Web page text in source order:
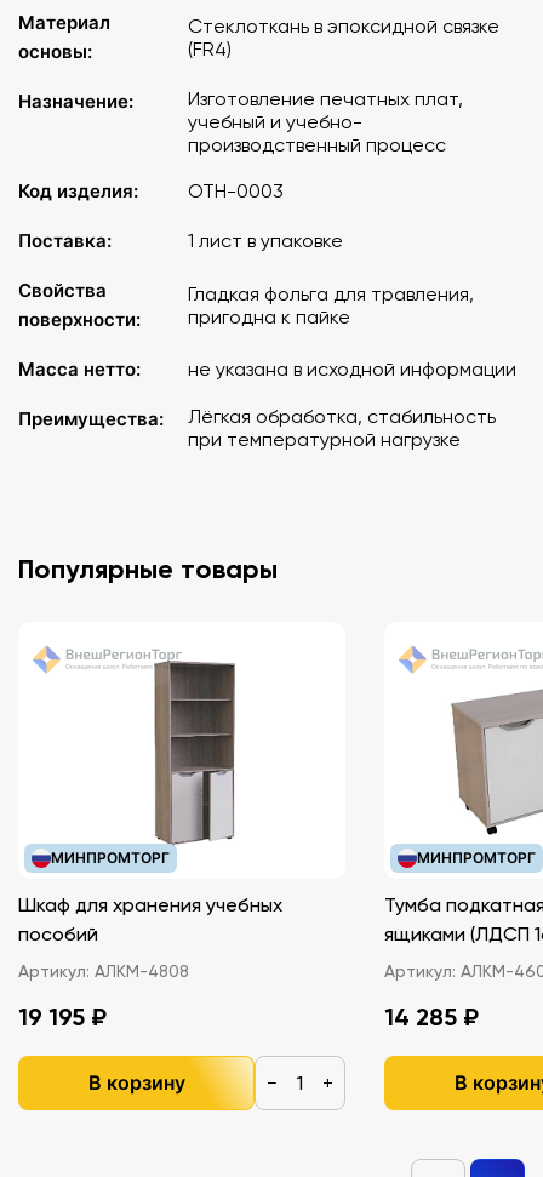
Материал
основы:
Стеклоткань в эпоксидной связке
(FR4)
Назначение:
Изготовление печатных плат,
учебный и учебно-
производственный процесс
Код изделия:
ОТН-0003
Поставка: 1 лист в упаковке
Свойства
поверхности:
Гладкая фольга для травления,
пригодна к пайке
Масса нетто: не указана в исходной информации
Преимущества:
Лёгкая обработка, стабильность
при температурной нагрузке
Популярные товары
МИНПРОМТОРГ
Шкаф для хранения учебных
пособий
Артикул: АЛКМ-4808
19 195 ₽
В корзину − +
МИНПРОМТОРГ
Тумба
ящиками
Артикул: АЛКМ-
14 285 ₽
В